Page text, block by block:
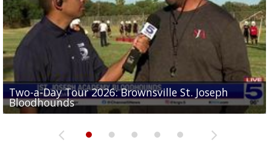
Two-a-Day Tour 2026: Brownsville St. Joseph
Bloodhounds
Two-a-Day Tour 2026: St. Joseph Academy
Bloodhounds
Two-a-Day Tour 2026: Sharyland Rattlers
Sit-down interview with UTRGV wide receiver
Tavian Cord
Two-a-Day Tour 2026: Raymondville Bearkats